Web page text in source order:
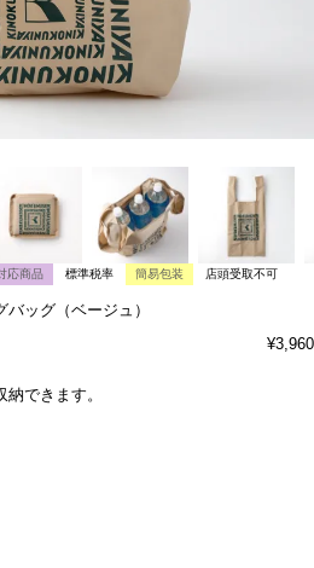
応商品 標準税率 簡易包装 店頭受取不可
ッグ（ベージュ）
¥3,960
できます。